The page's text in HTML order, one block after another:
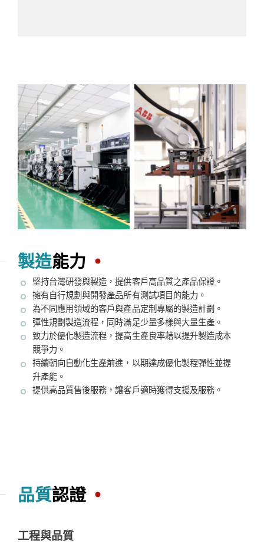
製造能力
堅持台灣研發與製造，提供客戶高品質之產品保證。
擁有自行規劃與開發產品所有測試項目的能力。
為不同應用領域的客戶與產品定制專屬的製造計劃。
彈性規劃製造流程，同時滿足少量多樣與大量生產。
致力於優化製造流程，提高生產良率藉以提升製造成本
競爭力。
持續朝向自動化生產前進，以期達成優化製程彈性並提
升產能。
提供高品質售後服務，讓客戶適時獲得支援及服務。
品質認證
工程與品質